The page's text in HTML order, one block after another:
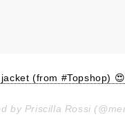
(from #Topshop) 😍